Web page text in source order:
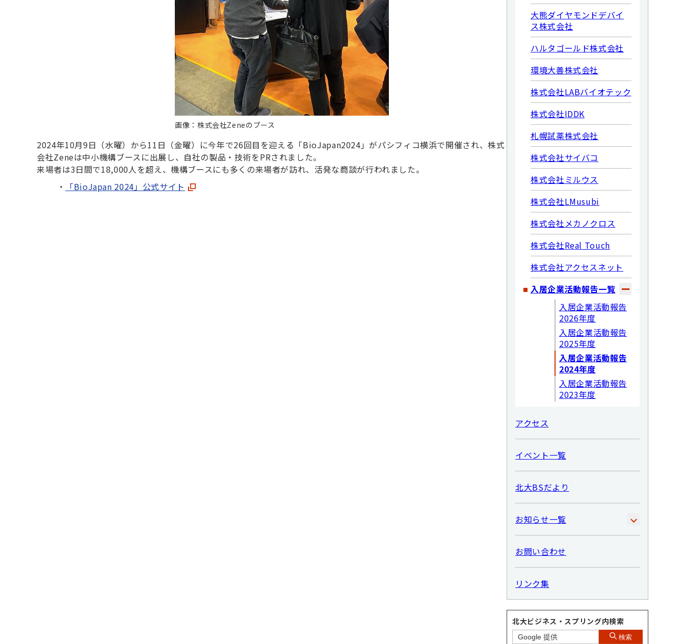
画像：株式会社Zeneのブース
2024年10月9日（水曜）から11日（金曜）に今年で26回目を迎える「BioJapan2024」がパシフィコ横浜で開催され、株式
会社Zeneは中小機構ブースに出展し、自社の製品・技術をPRされました。
来場者は3日間で18,000人を超え、機構ブースにも多くの来場者が訪れ、活発な商談が行われました。
「BioJapan 2024」公式サイト
大熊ダイヤモンドデバイ
ス株式会社
ハルタゴールド株式会社
環境大善株式会社
株式会社LABバイオテック
株式会社IDDK
札幌試薬株式会社
株式会社サイバコ
株式会社ミルウス
株式会社LMusubi
株式会社メカノクロス
株式会社Real Touch
株式会社アクセスネット
入居企業活動報告一覧
入居企業活動報告
2026年度
入居企業活動報告
2025年度
入居企業活動報告
2024年度
入居企業活動報告
2023年度
アクセス
イベント一覧
北大BSだより
お知らせ一覧
お問い合わせ
リンク集
北大ビジネス・スプリング内検索
検索